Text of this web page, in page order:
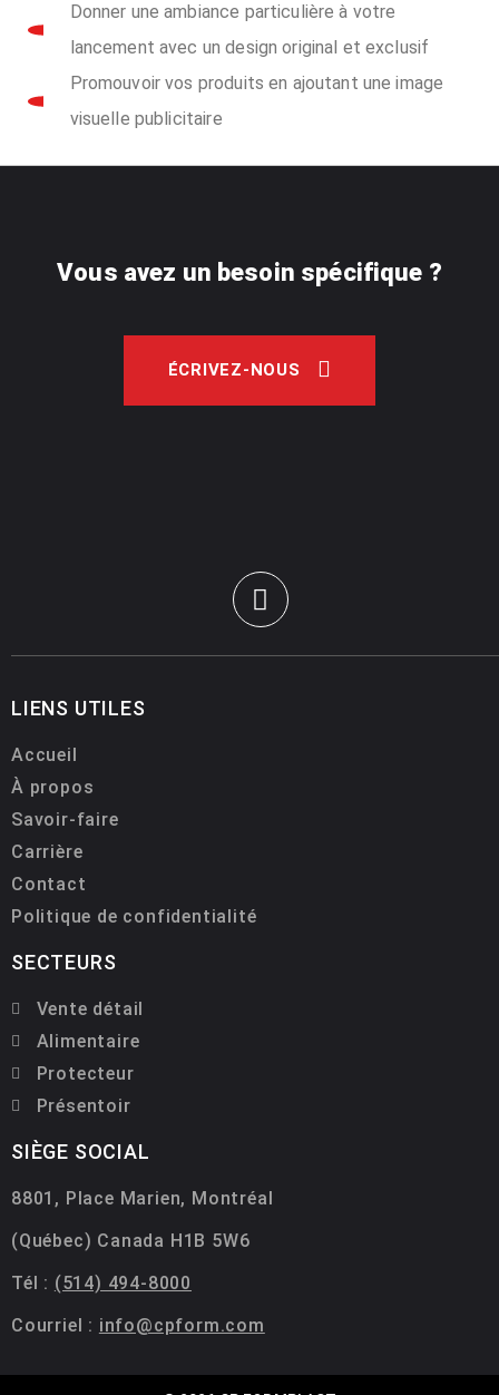
Donner une ambiance particulière à votre
lancement avec un design original et exclusif
Promouvoir vos produits en ajoutant une image
visuelle publicitaire
Vous avez un besoin spécifique ?
ÉCRIVEZ-NOUS
LIENS UTILES
Accueil
À propos
Savoir-faire
Carrière
Contact
Politique de confidentialité
SECTEURS
Vente détail
Alimentaire
Protecteur
Présentoir
SIÈGE SOCIAL
8801, Place Marien, Montréal
(Québec) Canada H1B 5W6
Tél : (514) 494-8000
Courriel : info@cpform.com